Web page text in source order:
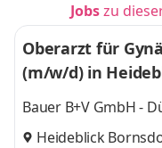
Jobszu
Oberarzt für
(m/w/d) in
Bauer B+V GmbH -
Heideblick